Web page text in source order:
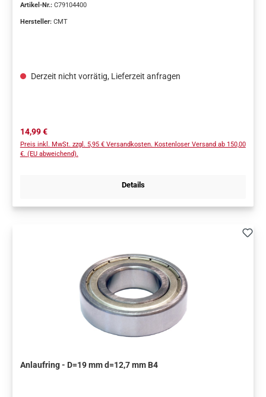
Artikel-Nr.: C79104400
Hersteller: CMT
Derzeit nicht vorrätig, Lieferzeit anfragen
Regulärer Preis:
14,99 €
Preis inkl. MwSt. zzgl. 5,95 € Versandkosten. Kostenloser Versand ab 150,00
€. (EU abweichend).
Details
Anlaufring - D=19 mm d=12,7 mm B4